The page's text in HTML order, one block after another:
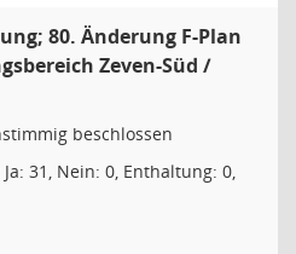
80. Änderung F-Plan
Zeven-Süd /
beschlossen
Ja: 31, Nein: 0, Enthaltung: 0,